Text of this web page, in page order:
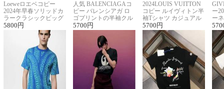
Loeweロエベコピー
2024年早春ソリッドカ
ラークラシックビッグ
ロゴ刺繍Tシャツ
5800 円
人気 BALENCIAGAコ
ピー バレンシアガ ロ
ゴプリントの半袖クル
ーネックTシャツ
5700 円
2024LOUIS VUITTON
コピー ルイヴィトン半
袖Tシャツ カジュアル
に馴染む 2色展開
5700 円
ー
ー
ー